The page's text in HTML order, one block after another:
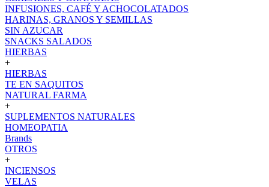
INFUSIONES, CAFÉ Y ACHOCOLATADOS
HARINAS, GRANOS Y SEMILLAS
SIN AZUCAR
SNACKS SALADOS
HIERBAS
+
HIERBAS
TE EN SAQUITOS
NATURAL FARMA
+
SUPLEMENTOS NATURALES
HOMEOPATIA
Brands
OTROS
+
INCIENSOS
VELAS